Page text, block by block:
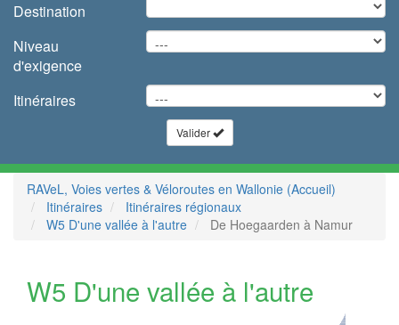
Destination
Niveau
d'exigence
Itinéraires
Valider
RAVeL, Voies vertes & Véloroutes en Wallonie (Accueil)
Itinéraires
Itinéraires régionaux
W5 D'une vallée à l'autre
De Hoegaarden à Namur
W5 D'une vallée à l'autre